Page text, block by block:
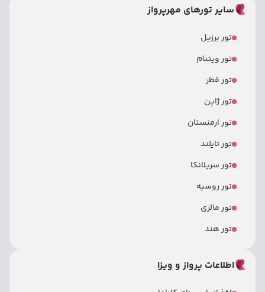
سایر تورهای مهرپرواز
تور برزیل
تور ویتنام
تور قطر
تور ژاپن
تور ارمنستان
تور تایلند
تور سریلانکا
تور روسیه
تور مالزی
تور هند
اطلاعات پرواز و ویزا